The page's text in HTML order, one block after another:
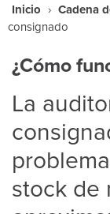
Inicio › Cadena
consignado
¿Cómo
La
stock de